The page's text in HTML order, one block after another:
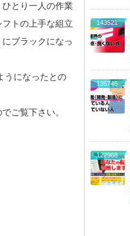
とり一人の作業
トの上手な組立
ブラックになっ
うになったとの
ご覧下さい。
143521
135746
122968